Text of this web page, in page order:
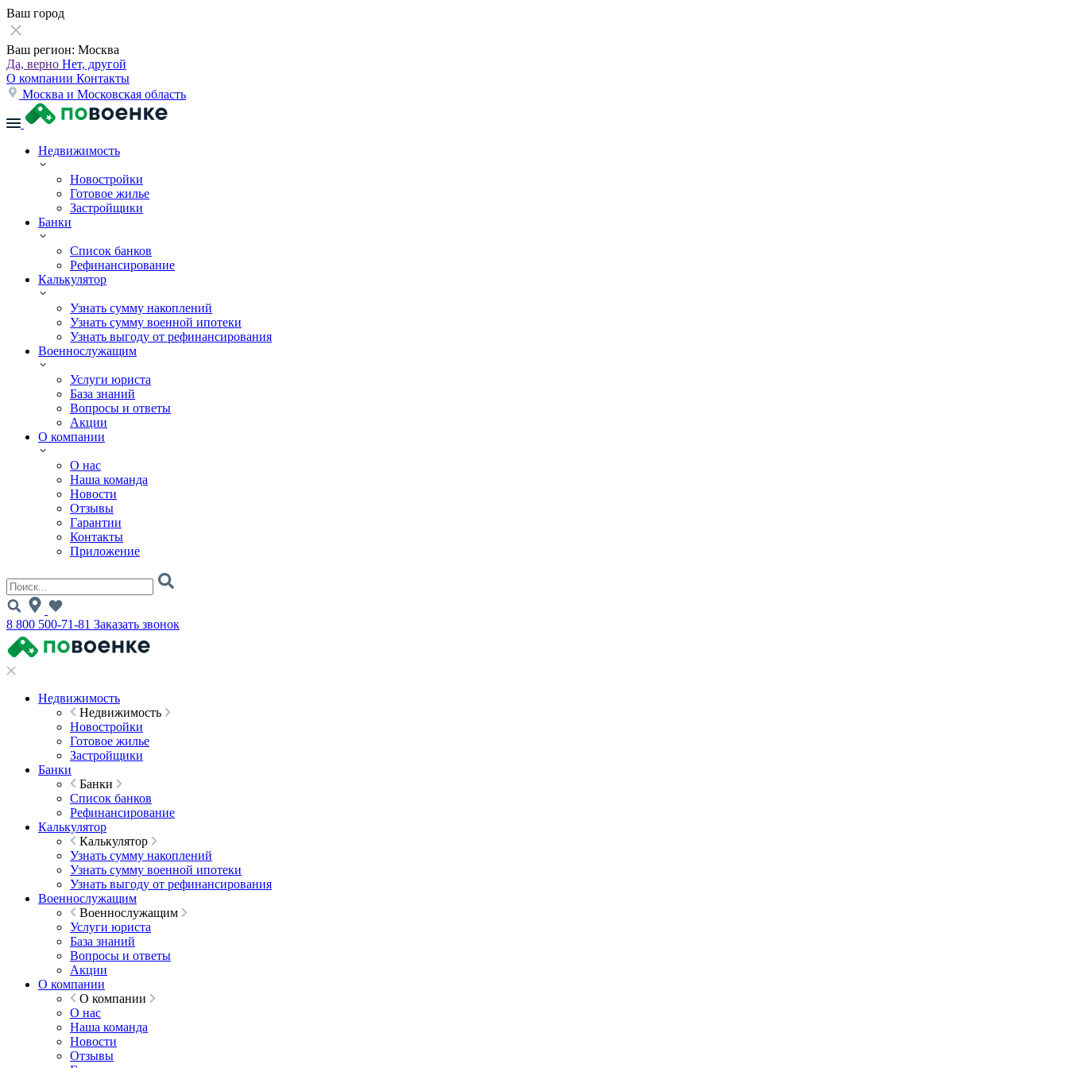
Ваш город
Ваш регион: Москва
Да, верно Нет, другой
О компании Контакты
Москва и Московская область
Недвижимость
Новостройки
Готовое жилье
Застройщики
Банки
Список банков
Рефинансирование
Калькулятор
Узнать сумму накоплений
Узнать сумму военной ипотеки
Узнать выгоду от рефинансирования
Военнослужащим
Услуги юриста
База знаний
Вопросы и ответы
Акции
О компании
О нас
Наша команда
Новости
Отзывы
Гарантии
Контакты
Приложение
8 800 500-71-81 Заказать звонок
Недвижимость
Недвижимость
Новостройки
Готовое жилье
Застройщики
Банки
Банки
Список банков
Рефинансирование
Калькулятор
Калькулятор
Узнать сумму накоплений
Узнать сумму военной ипотеки
Узнать выгоду от рефинансирования
Военнослужащим
Военнослужащим
Услуги юриста
База знаний
Вопросы и ответы
Акции
О компании
О компании
О нас
Наша команда
Новости
Отзывы